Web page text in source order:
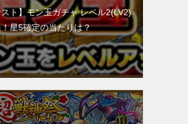
ト】モン玉ガチャ レベル2(LV2)
星5確定の当たりは？